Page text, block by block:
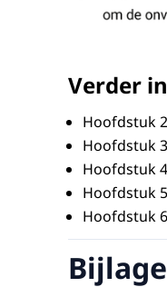
Verder
Hoofdstuk
Hoofdstuk
Hoofdstuk
Hoofdstuk
Hoofdstuk